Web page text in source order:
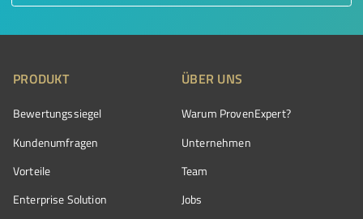
PRODUKT
Bewertungssiegel
Kundenumfragen
Vorteile
Enterprise Solution
ÜBER UNS
Warum ProvenExpert?
Unternehmen
Team
Jobs